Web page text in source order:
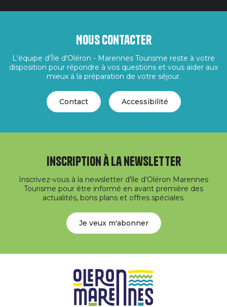
Nous contacter
L'équipe d'Île d'Oléron - Marennes Tourisme reste à votre
disposition pour répondre à vos questions et vous aider aux
mieux à la préparation de votre séjour.
Contact Accessibilité
Inscription à la newsletter
Inscrivez-vous à la newsletter d'île d'Oléron Marennes
Tourisme pour être informé en avant première des
actualités, bons plans et offres spéciales.
Je veux m'abonner